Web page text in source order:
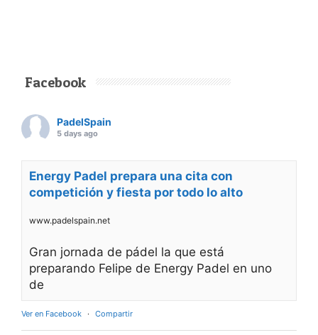
Facebook
PadelSpain
5 days ago
Energy Padel prepara una cita con
competición y fiesta por todo lo alto
www.padelspain.net
Gran jornada de pádel la que está
preparando Felipe de Energy Padel en uno
de
Ver en Facebook · Compartir